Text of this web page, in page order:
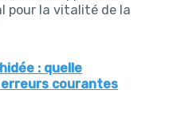
pour la vitalité de la
: quelle
courantes